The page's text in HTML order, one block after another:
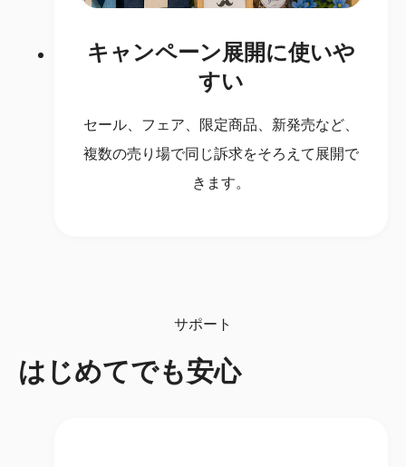
キャンペーン展開に使いや
すい
セール、フェア、限定商品、新発売など、
複数の売り場で同じ訴求をそろえて展開で
きます。
サポート
はじめてでも安心